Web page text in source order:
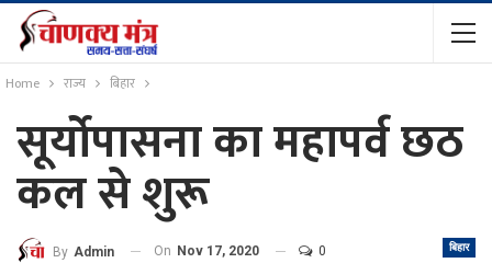
Home राज्य बिहार
सूर्योपासना का महापर्व छठ
कल से शुरू
बिहार
By Admin On Nov 17, 2020 0